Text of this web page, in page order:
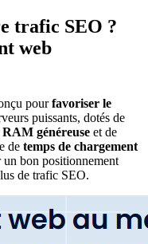
trafic SEO ?
web
pourfavoriser le
puissants, dotés de
généreuse et de
de temps de chargement
un bon positionnement
de trafic SEO.